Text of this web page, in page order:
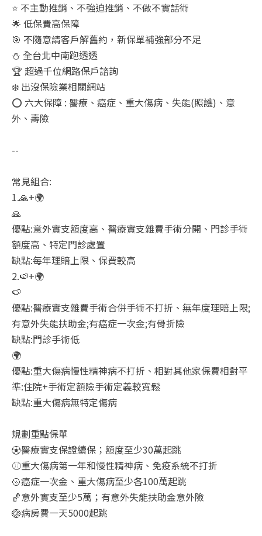
⭐ 不主動推銷、不強迫推銷、不做不實話術
🌟 低保費高保障
🎯 不隨意請客戶解舊約，新保單補強部分不足
⛄ 全台北中南跑透透
🏆 超過千位網路保戶諮詢
❄️ 出沒保險業相關網站
⭕ 六大保障 : 醫療、癌症、重大傷病、失能(照護)、意
外、壽險
--
常見組合:
1.🙏+🌍
🙏
優點:意外實支額度高、醫療實支雜費手術分開、門診手術
額度高、特定門診處置
缺點:每年理賠上限、保費較高
2.🍉+🌍
🍉
優點:醫療實支雜費手術合併手術不打折、無年度理賠上限;
有意外失能扶助金;有癌症一次金;有骨折險
缺點:門診手術低
🌍
優點:重大傷病慢性精神病不打折、相對其他家保費相對平
準:住院+手術定額險手術定義較寬鬆
缺點:重大傷病無特定傷病
規劃重點保單
⚽醫療實支保證續保；額度至少30萬起跳
⚾重大傷病第一年和慢性精神病、免疫系統不打折
🥎癌症一次金、重大傷病至少各100萬起跳
🏀意外實支至少5萬；有意外失能扶助金意外險
🏐病房費一天5000起跳